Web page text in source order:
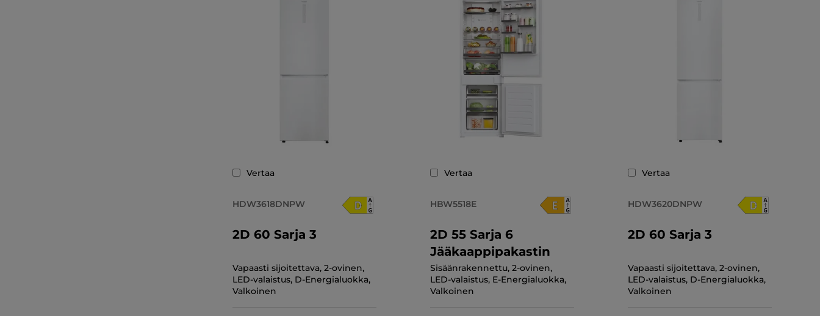
Vertaa
HDW3618DNPW
2D 60 Sarja 3
Vapaasti sijoitettava, 2-ovinen,
LED-valaistus, D-Energialuokka,
Valkoinen
Vertaa
HBW5518E
2D 55 Sarja 6
Jääkaappipakastin
Sisäänrakennettu, 2-ovinen,
LED-valaistus, E-Energialuokka,
Valkoinen
Vertaa
HDW3620DNPW
2D 60 Sarja 3
Vapaasti sijoitettava, 2-ovinen,
LED-valaistus, D-Energialuokka,
Valkoinen